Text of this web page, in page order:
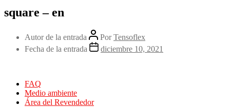
square – en
Autor de la entrada PorTensoflex
Fecha de la entrada
diciembre 10, 2021
FAQ
Medio ambiente
Área del Revendedor